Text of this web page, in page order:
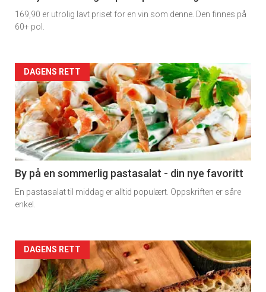
169,90 er utrolig lavt priset for en vin som denne. Den finnes på
60+ pol.
Forsiden
akkurat
nå
-
5
DAGENS RETT
By på en sommerlig pastasalat - din nye favoritt
En pastasalat til middag er alltid populært. Oppskriften er såre
enkel.
Forsiden
akkurat
DAGENS RETT